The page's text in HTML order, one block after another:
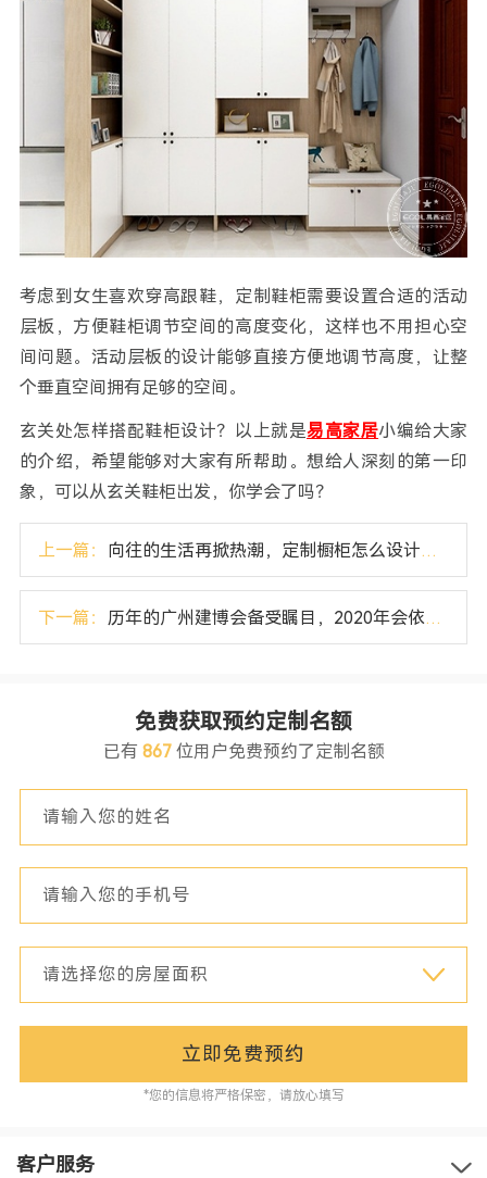
考虑到女生喜欢穿高跟鞋，定制鞋柜需要设置合适的活动
层板，方便鞋柜调节空间的高度变化，这样也不用担心空
间问题。活动层板的设计能够直接方便地调节高度，让整
个垂直空间拥有足够的空间。
玄关处怎样搭配鞋柜设计？以上就是易高家居小编给大家
的介绍，希望能够对大家有所帮助。想给人深刻的第一印
象，可以从玄关鞋柜出发，你学会了吗？
上一篇： 向往的生活再掀热潮，定制橱柜怎么设计更便利？
下一篇： 历年的广州建博会备受瞩目，2020年会依然如此吗？
免费获取预约定制名额
已有 867位用户免费预约了定制名额
立即免费预约
*您的信息将严格保密，请放心填写
客户服务